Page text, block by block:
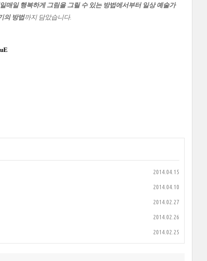
매일 행복하게 그림을 그릴 수 있는 방법에서부터 일상 예술가
의 방법까지 담았습니다.
2014.04.15
2014.04.10
2014.02.27
2014.02.26
2014.02.25